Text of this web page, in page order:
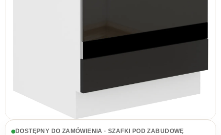
DOSTĘPNY DO ZAMÓWIENIA · SZAFKI POD ZABUDOWĘ